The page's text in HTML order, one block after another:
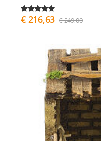
€ 216,63 € 249,00